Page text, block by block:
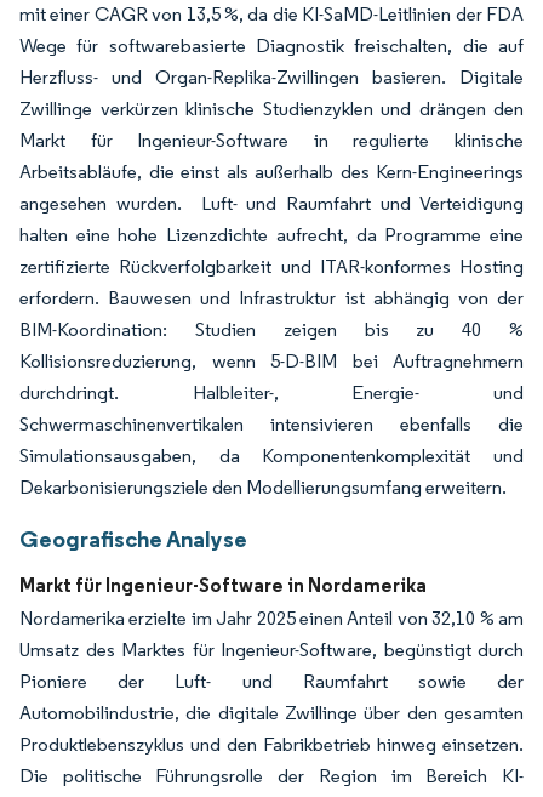
mit einer CAGR von 13,5 %, da die KI-SaMD-Leitlinien der FDA
Wege für softwarebasierte Diagnostik freischalten, die auf
Herzfluss- und Organ-Replika-Zwillingen basieren. Digitale
Zwillinge verkürzen klinische Studienzyklen und drängen den
Markt für Ingenieur-Software in regulierte klinische
Arbeitsabläufe, die einst als außerhalb des Kern-Engineerings
angesehen wurden. Luft- und Raumfahrt und Verteidigung
halten eine hohe Lizenzdichte aufrecht, da Programme eine
zertifizierte Rückverfolgbarkeit und ITAR-konformes Hosting
erfordern. Bauwesen und Infrastruktur ist abhängig von der
BIM-Koordination: Studien zeigen bis zu 40 %
Kollisionsreduzierung, wenn 5-D-BIM bei Auftragnehmern
durchdringt. Halbleiter-, Energie- und
Schwermaschinenvertikalen intensivieren ebenfalls die
Simulationsausgaben, da Komponentenkomplexität und
Dekarbonisierungsziele den Modellierungsumfang erweitern.
Geografische Analyse
Markt für Ingenieur-Software in Nordamerika
Nordamerika erzielte im Jahr 2025 einen Anteil von 32,10 % am
Umsatz des Marktes für Ingenieur-Software, begünstigt durch
Pioniere der Luft- und Raumfahrt sowie der
Automobilindustrie, die digitale Zwillinge über den gesamten
Produktlebenszyklus und den Fabrikbetrieb hinweg einsetzen.
Die politische Führungsrolle der Region im Bereich KI-